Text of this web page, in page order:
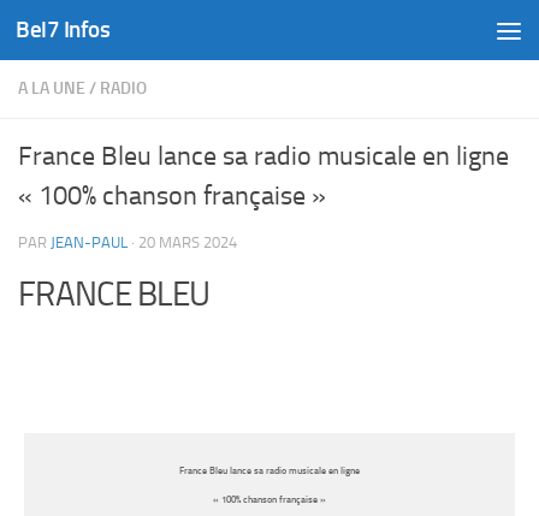
Skip to content
Bel7 Infos
A LA UNE / RADIO
France Bleu lance sa radio musicale en ligne
« 100% chanson française »
PAR JEAN-PAUL · 20 MARS 2024
FRANCE BLEU
France Bleu lance sa radio musicale en ligne
« 100% chanson française »